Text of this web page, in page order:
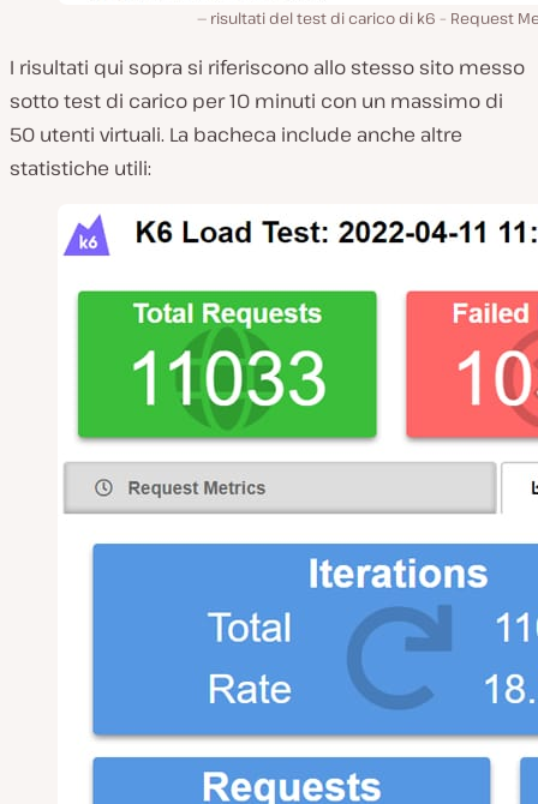
risultati del test di carico di k6 – Request
I risultati qui sopra si riferiscono allo stesso sito messo
sotto test di carico per 10 minuti con un massimo di
50 utenti virtuali. La bacheca include anche altre
statistiche utili: